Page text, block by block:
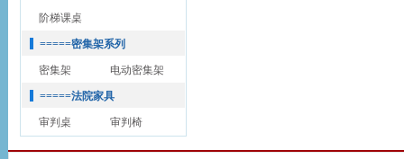
阶梯课桌
=====密集架系列
密集架 电动密集架
=====法院家具
审判桌 审判椅